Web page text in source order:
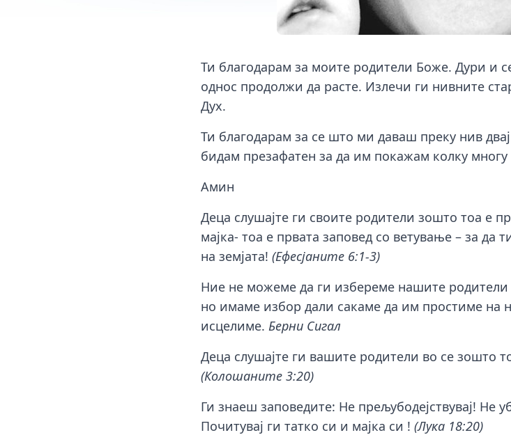
Ти благодарам за моите родители Боже. Дури и
однос продолжи да расте. Излечи ги нивните
Дух.
Ти благодарам за се што ми даваш преку нив
бидам презафатен за да им покажам колку многу
Амин
Деца слушајте ги своите родители зошто тоа е
мајка- тоа е првата заповед со ветување – за
на земјата! (Ефесјаните 6:1-3)
Ние не можеме да ги избереме нашите родители
но имаме избор дали сакаме да им простиме на
исцелиме. Берни Сигал
Деца слушајте ги вашите родители во се зошто
(Колошаните 3:20)
Ги знаеш заповедите: Не прељубодејствувај! Не
Почитувај ги татко си и мајка си ! (Лука 18:20)